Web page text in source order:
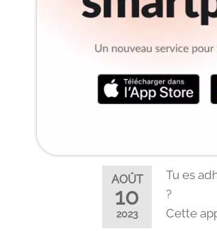
AOÛT
10
2023
Tu es
?
Cette